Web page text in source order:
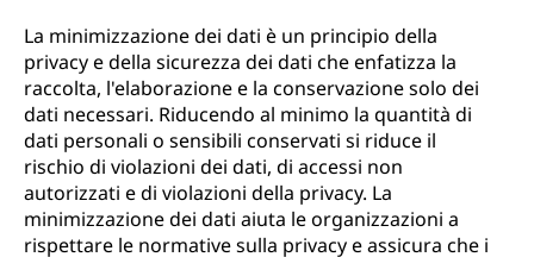
La minimizzazione dei dati è un principio della
privacy e della sicurezza dei dati che enfatizza la
raccolta, l'elaborazione e la conservazione solo dei
dati necessari. Riducendo al minimo la quantità di
dati personali o sensibili conservati si riduce il
rischio di violazioni dei dati, di accessi non
autorizzati e di violazioni della privacy. La
minimizzazione dei dati aiuta le organizzazioni a
rispettare le normative sulla privacy e assicura che i